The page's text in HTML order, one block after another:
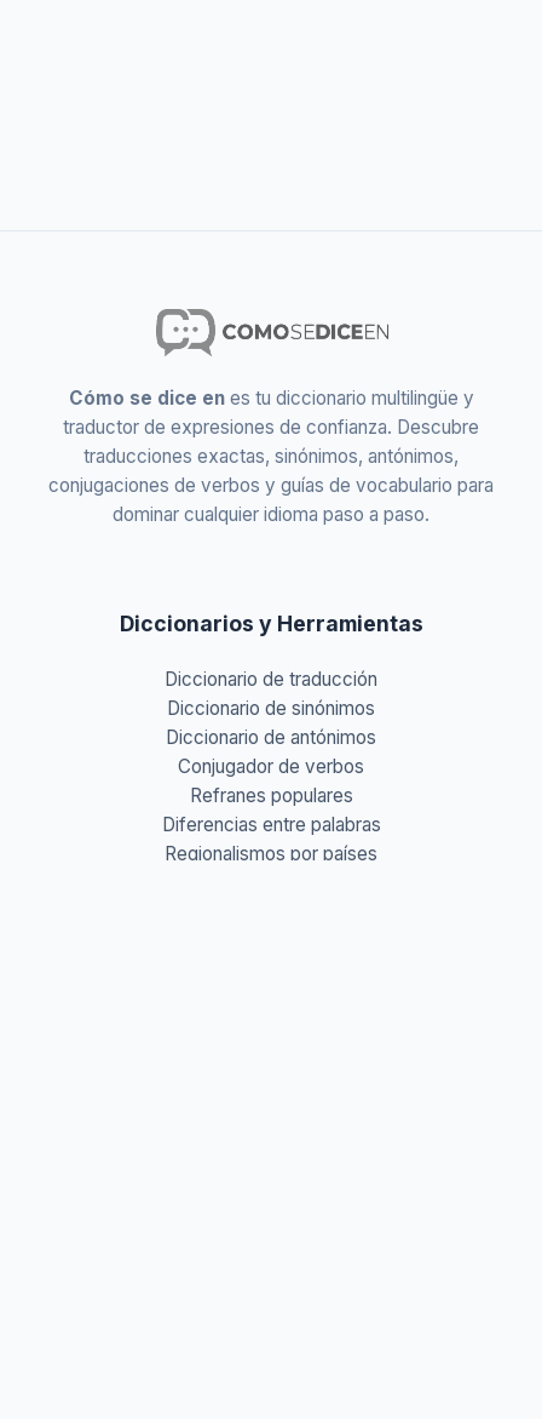
Cómo se dice enes tu diccionario multilingüe y
traductor de expresiones de confianza. Descubre
traducciones exactas, sinónimos, antónimos,
conjugaciones de verbos y guías de vocabulario para
dominar cualquier idioma paso a paso.
Diccionarios y Herramientas
Diccionario de traducción
Diccionario de sinónimos
Diccionario de antónimos
Conjugador de verbos
Refranes populares
Diferencias entre palabras
Regionalismos por países